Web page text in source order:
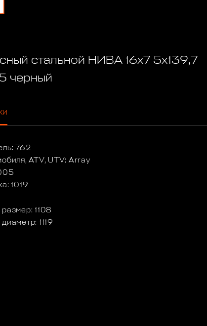
стальной НИВА 16х7 5х139,7
черный
762
ATV, UTV: Array
1019
1108
1119